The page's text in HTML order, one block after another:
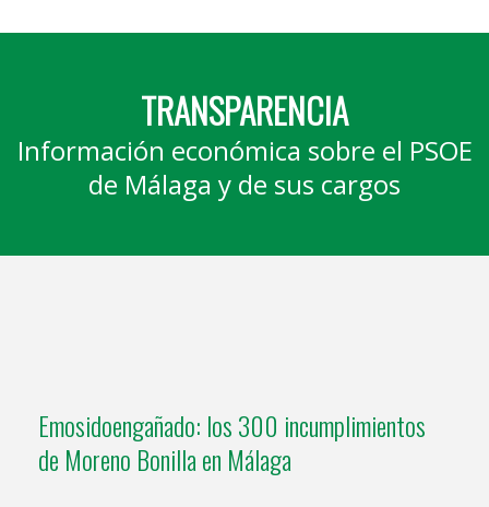
TRANSPARENCIA
Información económica sobre el PSOE
de Málaga y de sus cargos
Emosidoengañado: los 300 incumplimientos
de Moreno Bonilla en Málaga